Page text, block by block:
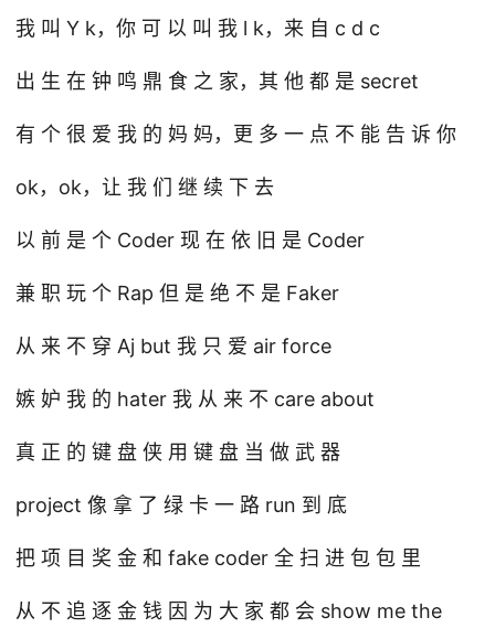
我 叫 Y k，你 可 以 叫 我 l k，来 自 c d c
出 生 在 钟 鸣 鼎 食 之 家，其 他 都 是 secret
有 个 很 爱 我 的 妈 妈，更 多 一 点 不 能 告 诉 你
ok，ok，让 我 们 继 续 下 去
以 前 是 个 Coder 现 在 依 旧 是 Coder
兼 职 玩 个 Rap 但 是 绝 不 是 Faker
从 来 不 穿 Aj but 我 只 爱 air force
嫉 妒 我 的 hater 我 从 来 不 care about
真 正 的 键 盘 侠 用 键 盘 当 做 武 器
project 像 拿 了 绿 卡 一 路 run 到 底
把 项 目 奖 金 和 fake coder 全 扫 进 包 包 里
从 不 追 逐 金 钱 因 为 大 家 都 会 show me the